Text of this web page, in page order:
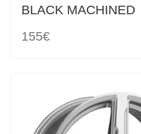
BLACK MACHINED
155€